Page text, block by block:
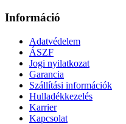
Információ
Adatvédelem
ÁSZF
Jogi nyilatkozat
Garancia
Szállítási információk
Hulladékkezelés
Karrier
Kapcsolat